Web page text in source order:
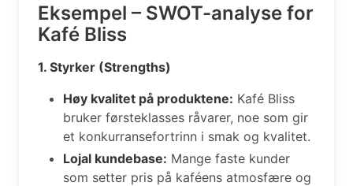
Eksempel – SWOT-analyse for
Kafé Bliss
1. Styrker (Strengths)
Høy kvalitet på produktene: Kafé Bliss
bruker førsteklasses råvarer, noe som gir
et konkurransefortrinn i smak og kvalitet.
Lojal kundebase: Mange faste kunder
som setter pris på kaféens atmosfære og